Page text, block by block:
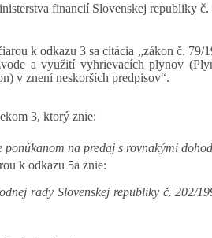
financií Slovenskej republiky
k odkazu 3 sa citácia „zákon č.
a využití vyhrievacích plynov
v znení neskorších predpisov“.
3, ktorý znie:
ponúkanom na predaj s rovnakými
k odkazu 5a znie:
rady Slovenskej republiky č. 202/